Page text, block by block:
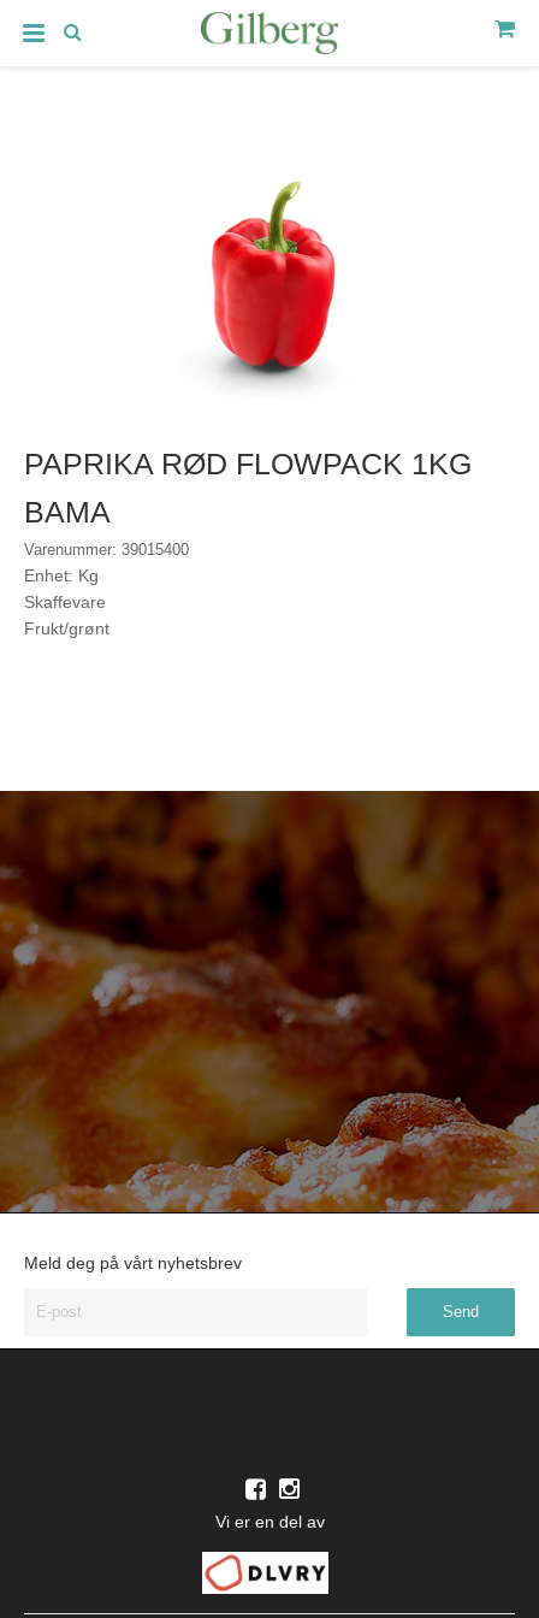
PAPRIKA RØD FLOWPACK 1KG
BAMA
Varenummer: 39015400
Enhet: Kg
Skaffevare
Frukt/grønt
Meld deg på vårt nyhetsbrev
Vi er en del av